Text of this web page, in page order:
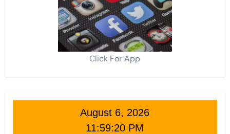
Click For App
August 6, 2026
11:59:21 PM